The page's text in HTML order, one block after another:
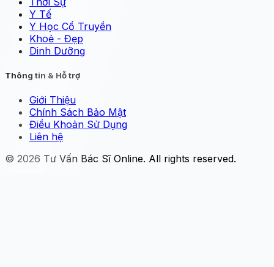
Y Tế
Y Học Cổ Truyền
Khoẻ - Đẹp
Dinh Dưỡng
Thông tin & Hỗ trợ
Giới Thiệu
Chính Sách Bảo Mật
Điều Khoản Sử Dụng
Liên hệ
© 2026 Tư Vấn Bác Sĩ Online. All rights reserved.